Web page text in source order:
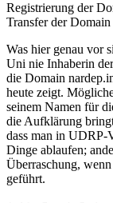
Registrierung der
Transfer der
Was hier genau vor
Uni nie Inhaberin
die Domain
heute zeigt.
seinem Namen für
die Aufklärung
dass man in UDRP-
Dinge ablaufen;
Überraschung,
geführt.